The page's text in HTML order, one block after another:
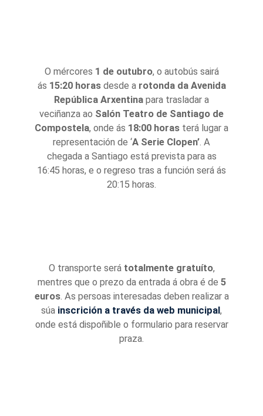
O mércores 1 de outubro, o autobús sairá
ás 15:20 horasdesde a rotonda da Avenida
República Arxentina para trasladar a
veciñanza ao Salón Teatro de Santiago de
Compostela, onde ás 18:00 horas terá lugar a
representación de ‘A Serie Clopen’. A
chegada a Santiago está prevista para as
16:45 horas, e o regreso tras a función será ás
20:15 horas.
O transporte será totalmente gratuíto,
mentres que o prezo da entrada á obra é de 5
euros. As persoas interesadas deben realizar a
súa inscrición a través da web municipal ,
onde está dispoñible o formulario para reservar
praza.